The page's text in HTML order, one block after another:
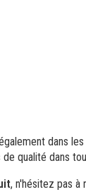
dans
qualité dans
, n'hésitez pas à